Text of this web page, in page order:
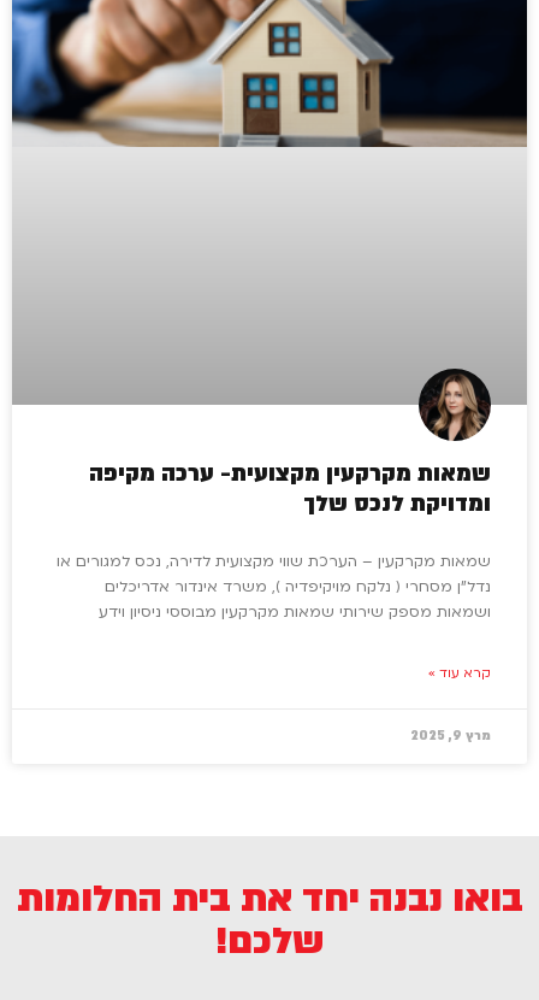
שמאות מקרקעין מקצועית- ערכה מקיפה
ומדויקת לנכס שלך
שמאות מקרקעין – הערכת שווי מקצועית לדירה, נכס למגורים או
נדל”ן מסחרי ( נלקח מויקיפדיה ), משרד אינדור אדריכלים
ושמאות מספק שירותי שמאות מקרקעין מבוססי ניסיון וידע
קרא עוד »
מרץ 9, 2025
בואו נבנה יחד את בית החלומות
שלכם!